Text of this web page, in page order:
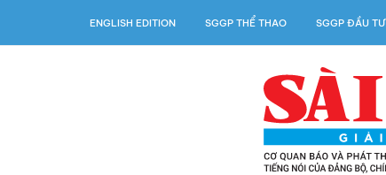
ENGLISH EDITION SGGP THỂ THAO SGGP ĐẦU